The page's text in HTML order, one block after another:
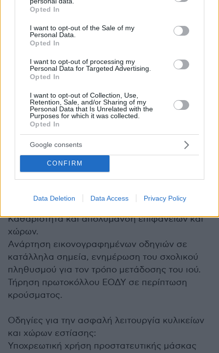
grant or deny consent to Google and its third-party tags to
use your data for below specified purposes in below Google
consent section.
Opted In
I want to opt-out of the Sale of my
Personal Data.
Opted In
I want to opt-out of processing my
Personal Data for Targeted Advertising.
Opted In
I want to opt-out of Collection, Use,
Retention, Sale, and/or Sharing of my
Personal Data that Is Unrelated with the
Purposes for which it was collected.
Opted In
Google consents
CONFIRM
Data Deletion Data Access Privacy Policy
κυλικεία, χώρος διανομής τροφίμων σε
προγράμματα σχολικών γευμάτων).
Τήρηση των μέτρων ατομικής υγιεινής με
υγιεινής των χεριών.
Εφοδιασμός στα σημεία πλύσης των χεριών με
αντισηπτικό διάλυμα.
Σωστή χρήση κατάλληλης προστατευτικής
μάσκας από εκπαιδευτικούς & μαθητές με
μέριμνα για την σχετική εκπαίδευση, καθώς και
του βοηθητικού προσωπικού και των
εργαζομένων σε χώρους σίτισης.
Τακτικός αερισμός αιθουσών και εφόσον
γίνεται χρήση κλιματιστικών μηχανημάτων να
Καθαριότητα και απολύμανση επιφανειών και
χώρων.
Ανάρτηση εικονογραφημένων οδηγιών σε
κατάλληλα σημεία, ενημέρωση του σχολικού
πληθυσμού για τον τρόπο μετάδοσης του ιού.
Τήρηση πρωτοκόλλου ΕΟΔΥ σε περίπτωση
κρούσματος.
Οδηγίες για την ασφαλή λειτουργία κυλικείων
και χώρων εστίασης:
Υποχρεωτική χρήση προστατευτικής μάσκας